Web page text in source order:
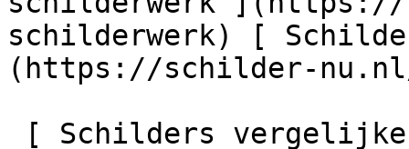
schilderwerk) [
(https://schilder-nu.nl/